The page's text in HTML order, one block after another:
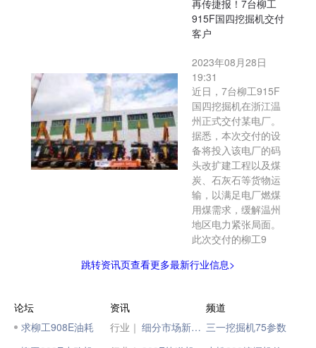
再传捷报！7台柳工
915F国四挖掘机交付
客户
2023年08月28日
19:31
近日，7台柳工915F
国四挖掘机在浙江温
州正式交付某电厂。
据悉，本次交付的设
备将投入该电厂的码
头改扩建工程以及煤
炭、石灰石等货物运
输，以满足电厂燃煤
用煤需求，缓解温州
地区电力紧张局面。
此次交付的柳工9
跳转资讯页查看更多最新行业信息>
论坛
求柳工908E油耗
资讯
行业｜
细分市场新突破！柳工9075F林业挖掘机批量交付
频道
三一挖掘机75参数